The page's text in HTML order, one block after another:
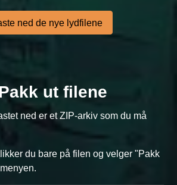
ned de nye lydfilene
ut filene
ned er et ZIP-arkiv som du må
du bare på filen og velger "Pakk